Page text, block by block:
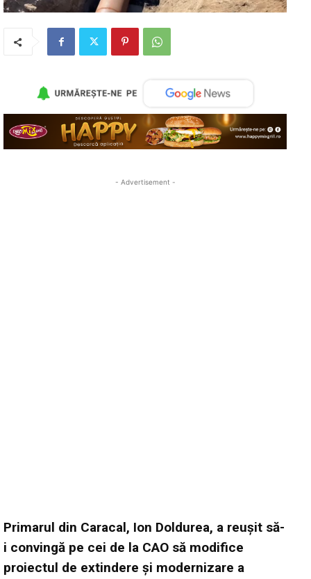
- Advertisement -
Primarul din Caracal, Ion Doldurea, a reuşit să-
i convingă pe cei de la CAO să modifice
proiectul de extindere şi modernizare a